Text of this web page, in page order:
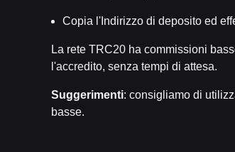
Copia l'Indirizzo di deposito ed
La rete TRC20 ha commissioni
l'accredito, senza tempi di attesa.
Suggerimenti: consigliamo di
basse.